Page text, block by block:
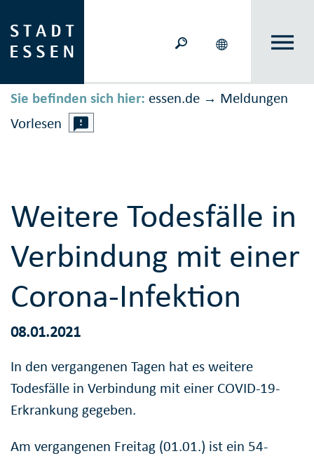
Sie befinden sich hier: essen.de → Meldungen
Vorlesen
Weitere Todesfälle in
Verbindung mit einer
Corona-Infektion
08.01.2021
In den vergangenen Tagen hat es weitere
Todesfälle in Verbindung mit einer COVID-19-
Erkrankung gegeben.
Am vergangenen Freitag (01.01.) ist ein 54-